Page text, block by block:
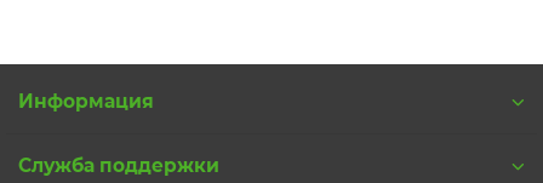
Информация
Служба поддержки